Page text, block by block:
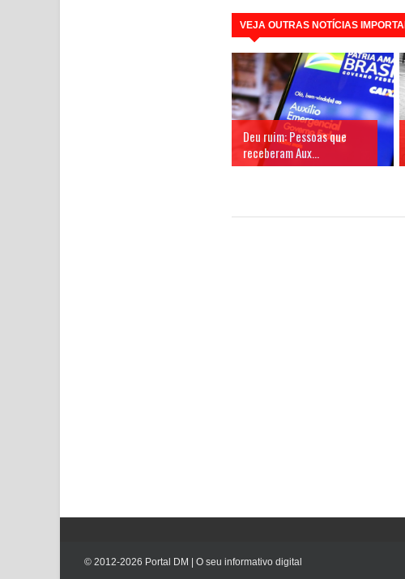
VEJA OUTRAS NOTÍCIAS
Deu ruim: Pessoas que
receberam Aux...
© 2012-2026 Portal DM | O seu informativo digital